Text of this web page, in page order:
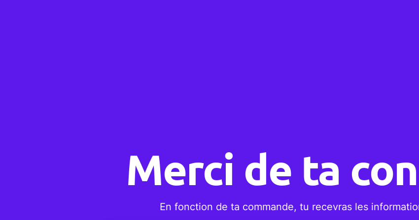
Merci de ta
En fonction de ta commande, tu recevras les